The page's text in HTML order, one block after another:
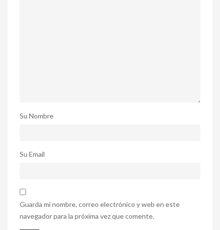
Su Nombre
Su Email
Guarda mi nombre, correo electrónico y web en este
navegador para la próxima vez que comente.